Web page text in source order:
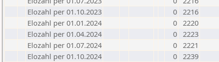
Elozahl per 01.10.2023
0 2216
Elozahl per 01.01.2024
0 2220
Elozahl per 01.04.2024
0 2223
Elozahl per 01.07.2024
0 2221
Elozahl per 01.10.2024
0 2239